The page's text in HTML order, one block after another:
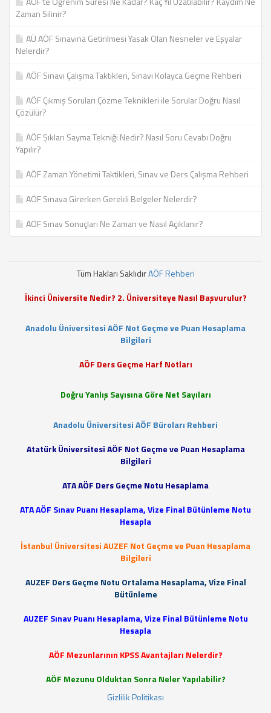
Zaman Silinir?
AÜ AÖF Sınavına Getirilmesi Yasak Olan Nesneler ve Eşyalar
Nelerdir?
AÖF Sınavı Çalışma Taktikleri, Sınavı Kolayca Geçme Rehberi
AÖF Çıkmış Soruları Çözme Teknikleri ile Sorular Doğru Nasıl
Çözülür?
AÖF Şıkları Sayma Tekniği Nedir? Nasıl Soru Cevabı Doğru
Yapılır?
AÖF Zaman Yönetimi Taktikleri, Sınav ve Ders Çalışma Rehberi
AÖF Sınava Girerken Gerekli Belgeler Nelerdir?
AÖF Sınav Sonuçları Ne Zaman ve Nasıl Açıklanır?
Tüm Hakları SaklıdırAÖF Rehberi
İkinci Üniversite Nedir? 2. Üniversiteye Nasıl Başvurulur?
Anadolu Üniversitesi AÖF Not Geçme ve Puan Hesaplama
Bilgileri
AÖF Ders Geçme Harf Notları
Doğru Yanlış Sayısına Göre Net Sayıları
Anadolu Üniversitesi AÖF Büroları Rehberi
Atatürk Üniversitesi AÖF Not Geçme ve Puan Hesaplama
Bilgileri
ATA AÖF Ders Geçme Notu Hesaplama
ATA AÖF Sınav Puanı Hesaplama, Vize Final Bütünleme Notu
Hesapla
İstanbul Üniversitesi AUZEF Not Geçme ve Puan Hesaplama
Bilgileri
AUZEF Ders Geçme Notu Ortalama Hesaplama, Vize Final
Bütünleme
AUZEF Sınav Puanı Hesaplama, Vize Final Bütünleme Notu
Hesapla
AÖF Mezunlarının KPSS Avantajları Nelerdir?
AÖF Mezunu Olduktan Sonra Neler Yapılabilir?
Gizlilik Politikası